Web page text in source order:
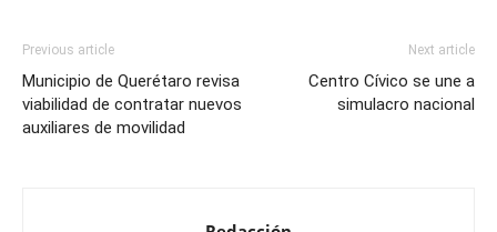
Previous article
Municipio de Querétaro revisa
viabilidad de contratar nuevos
auxiliares de movilidad
Next article
Centro Cívico se une a
simulacro nacional